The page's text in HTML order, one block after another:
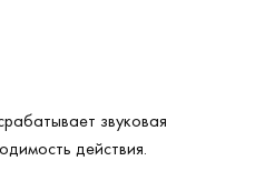
звуковая
действия.